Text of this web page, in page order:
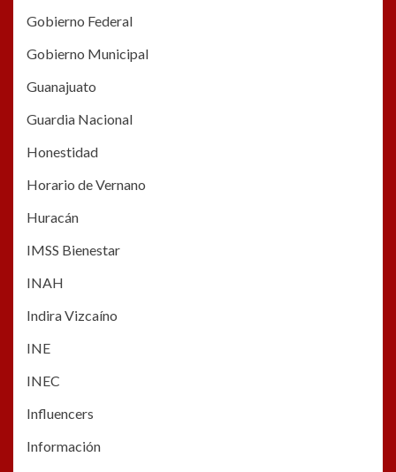
Gobierno Federal
Gobierno Municipal
Guanajuato
Guardia Nacional
Honestidad
Horario de Vernano
Huracán
IMSS Bienestar
INAH
Indira Vizcaíno
INE
INEC
Influencers
Información